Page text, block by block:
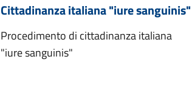
Cittadinanza italiana "iure sanguinis"
Procedimento di cittadinanza italiana
"iure sanguinis"